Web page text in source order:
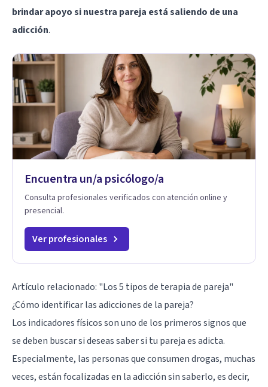
brindar apoyo si nuestra pareja está saliendo de una
adicción.
Encuentra un/a psicólogo/a
Consulta profesionales verificados con atención online y
presencial.
Ver profesionales
Artículo relacionado: "Los 5 tipos de terapia de pareja"
¿Cómo identificar las adicciones de la pareja?
Los indicadores físicos son uno de los primeros signos que
se deben buscar si deseas saber si tu pareja es adicta.
Especialmente, las personas que consumen drogas, muchas
veces, están focalizadas en la adicción sin saberlo, es decir,